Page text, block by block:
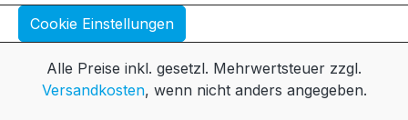
Cookie Einstellungen
Alle Preise inkl. gesetzl. Mehrwertsteuer zzgl.
Versandkosten, wenn nicht anders angegeben.